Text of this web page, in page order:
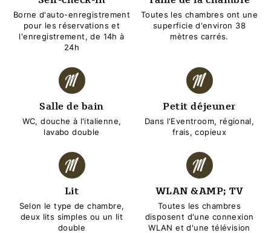
Gruppenbuchungen ab 3 Zimmern
Bis 21 Tage vor Anreise, um 14.00 Uhr, CHF
250.- Administrationsgebühr.
Ab 20 Tagen vor Anreisse, um 14.00 Uhr,
werden 50% der Buchung verrechnet.
verrechnet.
Borne d'auto-enregistrement
pour les réservations et
l'enregistrement, de 14h à
24h
Toutes les chambres ont une
superficie d'environ 38
mètres carrés.
Salle de bain
WC, douche à l'italienne,
lavabo double
Petit déjeuner
Dans l'Eventroom, régional,
frais, copieux
Lit
Selon le type de chambre,
deux lits simples ou un lit
double
WLAN &AMP; TV
Toutes les chambres
disposent d'une connexion
WLAN et d'une télévision